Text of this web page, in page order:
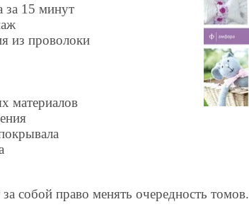
за 15 минут
из проволоки
материалов
собой право менять очередность томов.